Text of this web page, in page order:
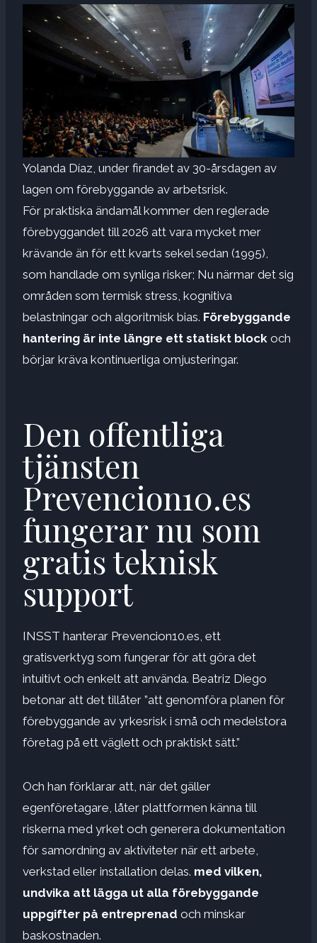
Yolanda Díaz, under firandet av 30-årsdagen av
lagen om förebyggande av arbetsrisk.
För praktiska ändamål kommer den reglerade
förebyggandet till 2026 att vara mycket mer
krävande än för ett kvarts sekel sedan (1995),
som handlade om synliga risker; Nu närmar det sig
områden som termisk stress, kognitiva
belastningar och algoritmisk bias. Förebyggande
hantering är inte längre ett statiskt block och
börjar kräva kontinuerliga omjusteringar.
Den offentliga
tjänsten
Prevencion10.es
fungerar nu som
gratis teknisk
support
INSST hanterar Prevencion10.es, ett
gratisverktyg som fungerar för att göra det
intuitivt och enkelt att använda. Beatriz Diego
betonar att det tillåter ”att genomföra planen för
förebyggande av yrkesrisk i små och medelstora
företag på ett väglett och praktiskt sätt.”
Och han förklarar att, när det gäller
egenföretagare, låter plattformen känna till
riskerna med yrket och generera dokumentation
för samordning av aktiviteter när ett arbete,
verkstad eller installation delas. med vilken,
undvika att lägga ut alla förebyggande
uppgifter på entreprenad och minskar
baskostnaden.